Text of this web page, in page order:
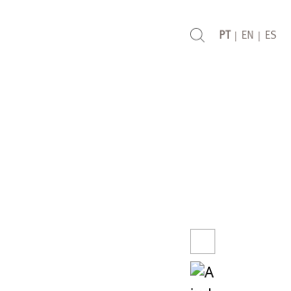
PT | EN | ES